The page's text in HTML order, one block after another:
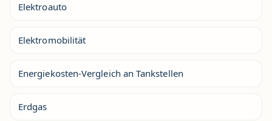
Elektroauto
Elektromobilität
Energiekosten-Vergleich an Tankstellen
Erdgas